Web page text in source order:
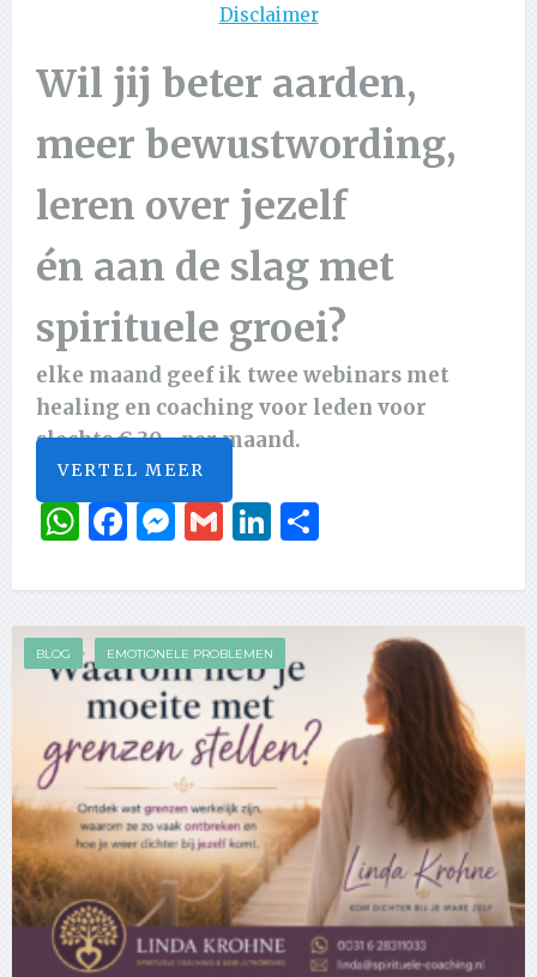
Disclaimer
Wil jij beter aarden,
meer bewustwording,
leren over jezelf
én aan de slag met
spirituele groei?
elke maand geef ik twee webinars met
healing en coaching voor leden voor
slechts € 30,- per maand.
VERTEL MEER
WhatsApp
Facebook
Messenger
GmailLinkedIn
BLOG EMOTIONELE PROBLEMEN